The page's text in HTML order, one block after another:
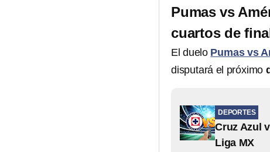
Pumas vs
cuartos de
El duelo Pumas vs
disputará el próximo
DEPORTES
Cruz Azul
Liga MX